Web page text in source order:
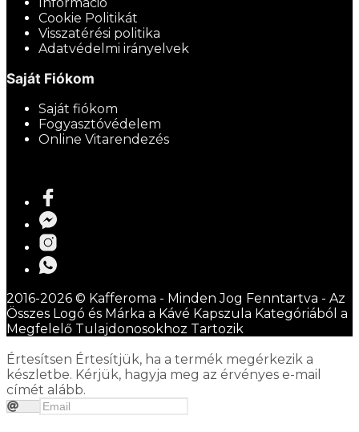
Cookie Politikát
Visszatérési politika
Adatvédelmi irányelvek
Saját Fiókom
Saját fiókom
Fogyasztóvédelem
Online Vitarendezés
2016-2026 © Kafferoma - Minden Jog Fenntartva - Az
Összes Logó és Márka a Kávé Kapszula Kategóriából a
Megfelelő Tulajdonosokhoz Tartozik
Értesítsen Értesítjük, ha a termék megérkezik a
készletbe. Kérjük, hagyja meg az érvényes e-mail
címét alább.